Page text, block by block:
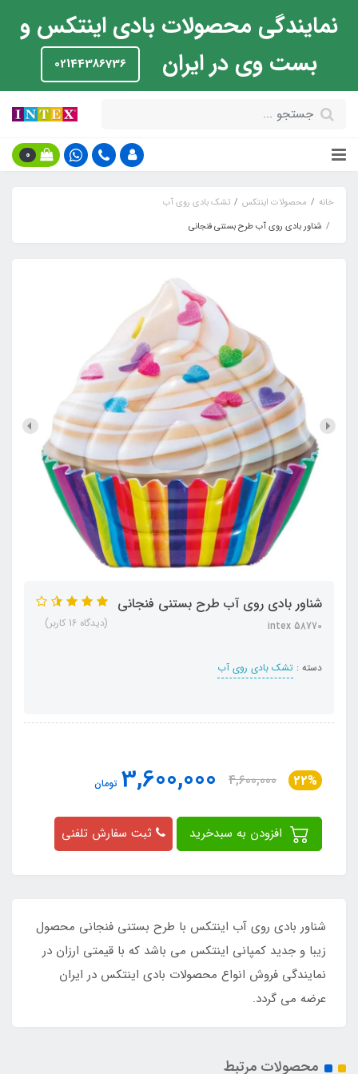
نمایندگی محصولات بادی اینتکس و
بست وی در ایران
02144386736
0
خانه محصولات اینتکس
تشک بادی روی آب
شناور بادی روی آب طرح بستنی فنجانی
شناور بادی روی آب طرح بستنی فنجانی
intex 58770
دسته : تشک بادی روی آب
(دیدگاه 16 کاربر)
22%
4,600,000
3,600,000 تومان
ثبت سفارش تلفنی
شناور بادی روی آب اینتکس با طرح بستنی فنجانی محصول
زیبا و جدید کمپانی اینتکس می باشد که با قیمتی ارزان در
نمایندگی فروش انواع محصولات بادی اینتکس در ایران
عرضه می گردد.
محصولات مرتبط